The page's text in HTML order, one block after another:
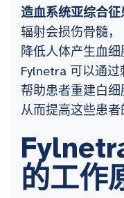
造血系统亚综合征
辐射会损伤骨髓，
降低人体产生血细
Fylnetra 可以通过
帮助患者重建白细
从而提高这些患者
的工作